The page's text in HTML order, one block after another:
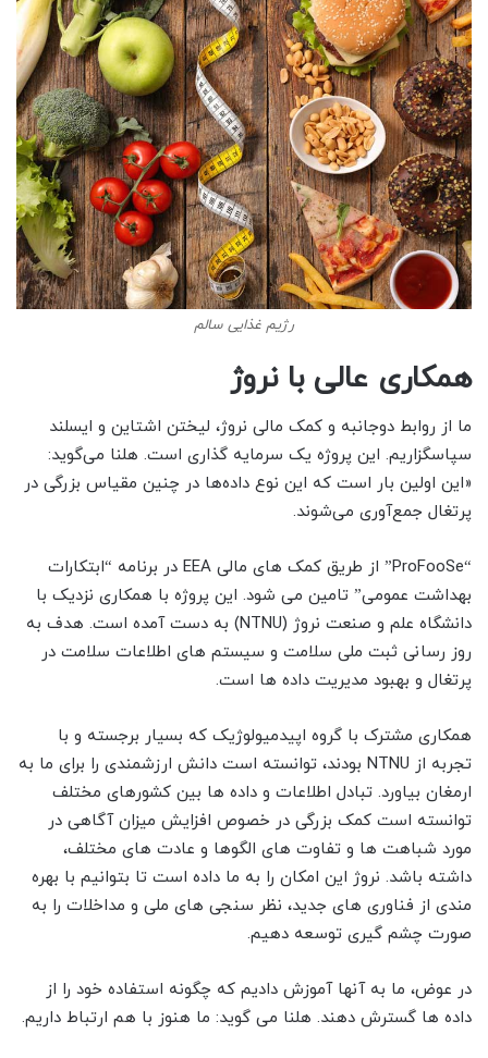
رژیم غذایی سالم
همکاری عالی با نروژ
ما از روابط دوجانبه و کمک مالی نروژ، لیختن اشتاین و ایسلند
سپاسگزاریم. این پروژه یک سرمایه گذاری است. هلنا می‌گوید:
«این اولین بار است که این نوع داده‌ها در چنین مقیاس بزرگی در
پرتغال جمع‌آوری می‌شوند.
“ProFooSe” از طریق کمک های مالی EEA در برنامه “ابتکارات
بهداشت عمومی” تامین می شود. این پروژه با همکاری نزدیک با
دانشگاه علم و صنعت نروژ (NTNU) به دست آمده است. هدف به
روز رسانی ثبت ملی سلامت و سیستم های اطلاعات سلامت در
پرتغال و بهبود مدیریت داده ها است.
همکاری مشترک با گروه اپیدمیولوژیک که بسیار برجسته و با
تجربه از NTNU بودند، توانسته است دانش ارزشمندی را برای ما به
ارمغان بیاورد. تبادل اطلاعات و داده ها بین کشورهای مختلف
توانسته است کمک بزرگی در خصوص افزایش میزان آگاهی در
مورد شباهت ها و تفاوت های الگوها و عادت های مختلف،
داشته باشد. نروژ این امکان را به ما داده است تا بتوانیم با بهره
مندی از فناوری های جدید، نظر سنجی های ملی و مداخلات را به
صورت چشم گیری توسعه دهیم.
در عوض، ما به آنها آموزش دادیم که چگونه استفاده خود را از
داده ها گسترش دهند. هلنا می گوید: ما هنوز با هم ارتباط داریم.